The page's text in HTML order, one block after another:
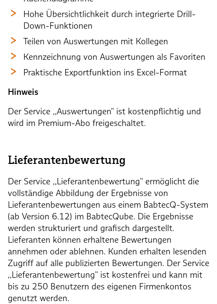
Hohe Übersichtlichkeit durch integrierte Drill-
Down-Funktionen
Teilen von Auswertungen mit Kollegen
Kennzeichnung von Auswertungen als Favoriten
Praktische Exportfunktion ins Excel-Format
Hinweis
Der Service ,,Auswertungen'' ist kostenpflichtig und
wird im Premium-Abo freigeschaltet.
Lieferantenbewertung
Der Service ,,Lieferantenbewertung'' ermöglicht die
vollständige Abbildung der Ergebnisse von
Lieferantenbewertungen aus einem BabtecQ-System
(ab Version 6.12) im BabtecQube. Die Ergebnisse
werden strukturiert und grafisch dargestellt.
Lieferanten können erhaltene Bewertungen
annehmen oder ablehnen. Kunden erhalten lesenden
Zugriff auf alle publizierten Bewertungen. Der Service
,,Lieferantenbewertung'' ist kostenfrei und kann mit
bis zu 250 Benutzern des eigenen Firmenkontos
genutzt werden.